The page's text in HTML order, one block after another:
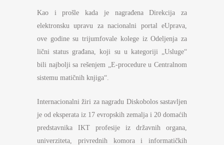
Kao i prošle kada je nagrađena Direkcija za
elektronsku upravu za nacionalni portal eUprava,
ove godine su trijumfovale kolege iz Odeljenja za
lični status građana, koji su u kategoriji „Usluge“
bili najbolji sa rešenjem „E-procedure u Centralnom
sistemu matičnih knjiga“.
Internacionalni žiri za nagradu Diskobolos sastavljen
je od eksperata iz 17 evropskih zemalja i 20 domaćih
predstavnika IKT profesije iz državnih organa,
univerziteta, privrednih komora i informatičkih